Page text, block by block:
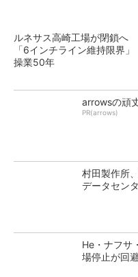
ルネサス高崎工場が閉鎖へ
「6インチライン維持限界」
操業50年
arrowsの頑
PR(arrows)
村田製作所
データセン
He・ナフサ
場停止が回